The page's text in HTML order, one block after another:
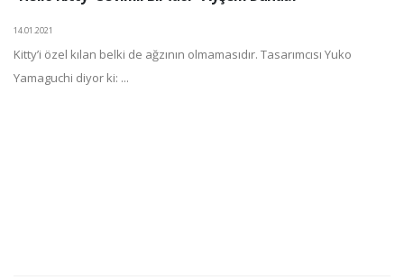
14.01.2021
Kitty’i özel kılan belki de ağzının olmamasıdır. Tasarımcısı Yuko
Yamaguchi diyor ki: ...